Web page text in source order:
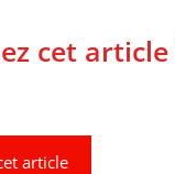
cet article
article